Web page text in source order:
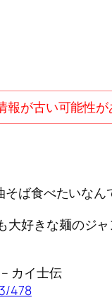
が古い可能性が
ば食べたいなん
好きな麺のジ
カイ士伝
478